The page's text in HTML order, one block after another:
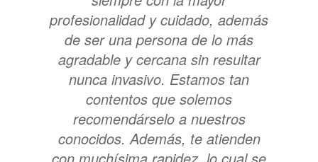
profesionalidad y cuidado, además
de ser una persona de lo más
agradable y cercana sin resultar
nunca invasivo. Estamos tan
contentos que solemos
recomendárselo a nuestros
conocidos. Además, te atienden